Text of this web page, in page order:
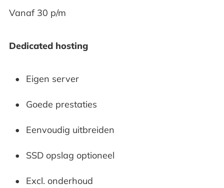
Vanaf 30 p/m
Dedicated hosting
Eigen server
Goede prestaties
Eenvoudig uitbreiden
SSD opslag optioneel
Excl. onderhoud